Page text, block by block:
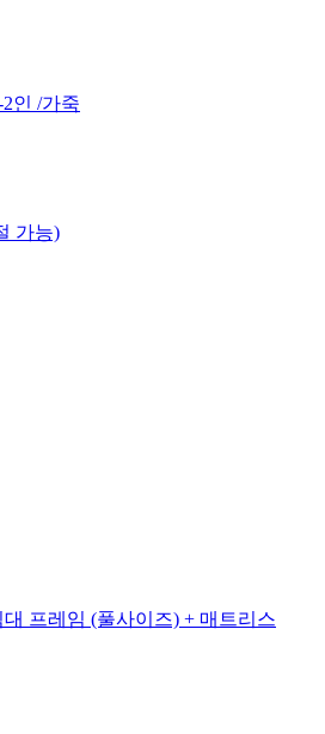
2인 /가죽
가능)
프레임 (풀사이즈) + 매트리스